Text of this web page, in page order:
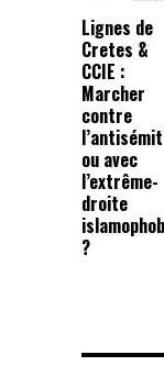
Lignes de
Cretes &
CCIE :
Marcher
contre
ou avec
l’extrême-
droite
?